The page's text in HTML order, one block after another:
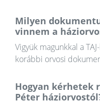
Milyen
vinnem a
Vigyük magunkkal a
korábbi orvosi
Hogyan kérhetek
Péter